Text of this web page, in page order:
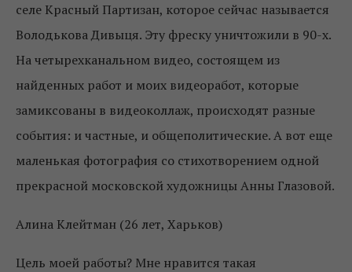
селе Красный Партизан, которое сейчас называется
Володькова Дивыця. Эту фреску уничтожили в 90-х.
На четырехканальном видео, состоящем из
найденных работ и моих видеоработ, которые
замиксованы в видеоколлаж, происходят разные
события: и частные, и общеполитические. А вот еще
маленькая фотография со стихотворением одной
прекрасной московской художницы Анны Глазовой.
Алина Клейтман (26 лет, Харьков)
Цель моей работы? Мне нравится такая